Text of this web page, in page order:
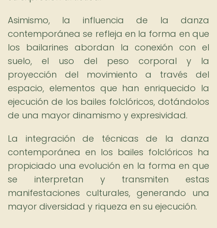
Asimismo, la influencia de la danza
contemporánea se refleja en la forma en que
los bailarines abordan la conexión con el
suelo, el uso del peso corporal y la
proyección del movimiento a través del
espacio, elementos que han enriquecido la
ejecución de los bailes folclóricos, dotándolos
de una mayor dinamismo y expresividad.
La integración de técnicas de la danza
contemporánea en los bailes folclóricos ha
propiciado una evolución en la forma en que
se interpretan y transmiten estas
manifestaciones culturales, generando una
mayor diversidad y riqueza en su ejecución.